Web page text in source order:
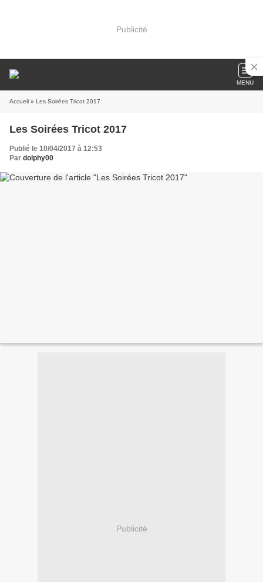
Publicité
MENU
Accueil » Les Soirées Tricot 2017
Les Soirées Tricot 2017
Publié le 10/04/2017 à 12:53
Par dolphy00
Publicité